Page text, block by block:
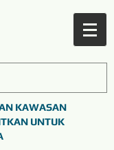
KAWASAN
UNTUK